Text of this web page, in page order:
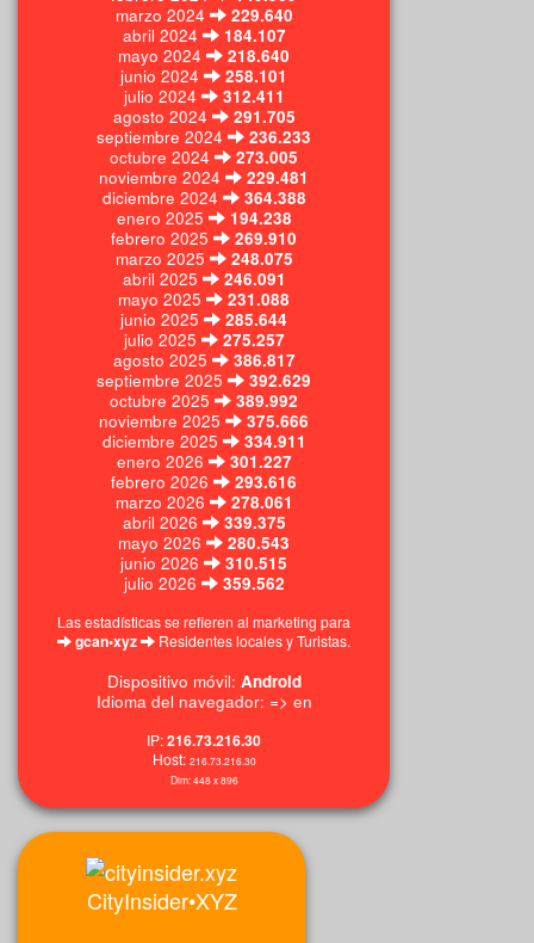
marzo 2024
229.640
abril 2024
184.107
mayo 2024
218.640
junio 2024
258.101
julio 2024
312.411
agosto 2024
291.705
septiembre 2024
236.233
octubre 2024
273.005
noviembre 2024
229.481
diciembre 2024
364.388
enero 2025
194.238
febrero 2025
269.910
marzo 2025
248.075
abril 2025
246.091
mayo 2025
231.088
junio 2025
285.644
julio 2025
275.257
agosto 2025
386.817
septiembre 2025
392.629
octubre 2025
389.992
noviembre 2025
375.666
diciembre 2025
334.911
enero 2026
301.227
febrero 2026
293.616
marzo 2026
278.061
abril 2026
339.375
mayo 2026
280.543
junio 2026
310.515
julio 2026
359.562
Las estadísticas se refieren al marketing para
gcan•xyz Residentes locales y Turistas.
Dispositivo móvil: Android
Idioma del navegador: => en
IP:216.73.216.30
Host: 216.73.216.30
Dim:448 x896
CityInsider•XYZ